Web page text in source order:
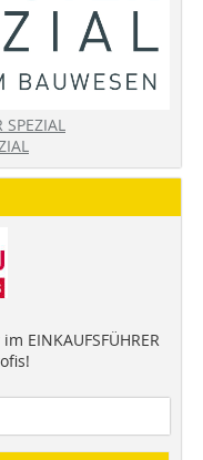
EINKAUFSFÜHRER